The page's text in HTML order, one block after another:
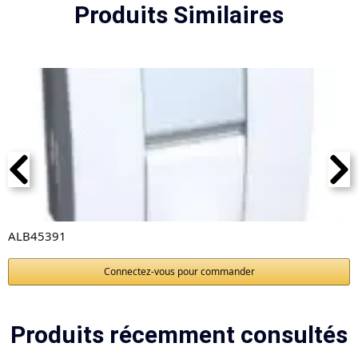
Produits Similaires
ALB45391
Connectez-vous pour commander
Produits récemment consultés